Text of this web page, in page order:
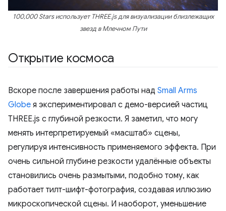
100,000 Stars использует THREE.js для визуализации близлежащих
звезд в Млечном Пути
Открытие космоса
Вскоре после завершения работы над Small Arms
Globe я экспериментировал с демо-версией частиц
THREE.js с глубиной резкости. Я заметил, что могу
менять интерпретируемый «масштаб» сцены,
регулируя интенсивность применяемого эффекта. При
очень сильной глубине резкости удалённые объекты
становились очень размытыми, подобно тому, как
работает тилт-шифт-фотография, создавая иллюзию
микроскопической сцены. И наоборот, уменьшение